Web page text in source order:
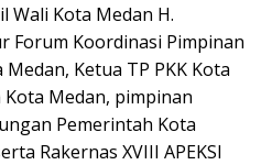
Wali Kota Medan H.
Forum Koordinasi Pimpinan
Ketua TP PKK Kota
Medan, pimpinan
Pemerintah Kota
Rakernas XVIII APEKSI